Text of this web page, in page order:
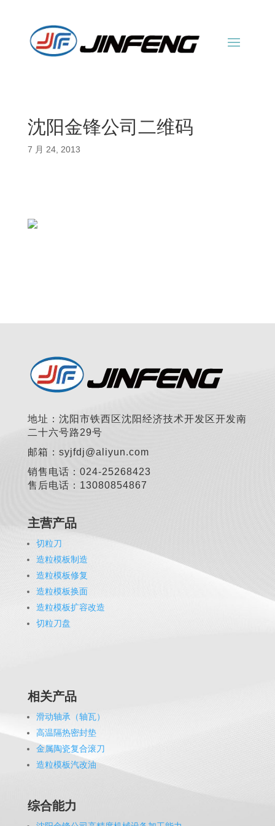
沈阳金锋公司二维码
7 月 24, 2013
地址：沈阳市铁西区沈阳经济技术开发区开发南
二十六号路29号
邮箱：syjfdj@aliyun.com
销售电话：024-25268423
售后电话：13080854867
主营产品
切粒刀
造粒模板制造
造粒模板修复
造粒模板换面
造粒模板扩容改造
切粒刀盘
相关产品
滑动轴承（轴瓦）
高温隔热密封垫
金属陶瓷复合滚刀
造粒模板汽改油
综合能力